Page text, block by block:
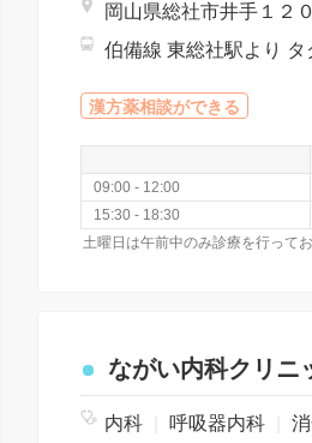
岡山県総社市井手１２
漢方薬相談ができる
09:00 - 12:00
15:30 - 18:30
土曜日は午前中のみ診療を行って
ながい内科クリニ
内科 呼吸器内科